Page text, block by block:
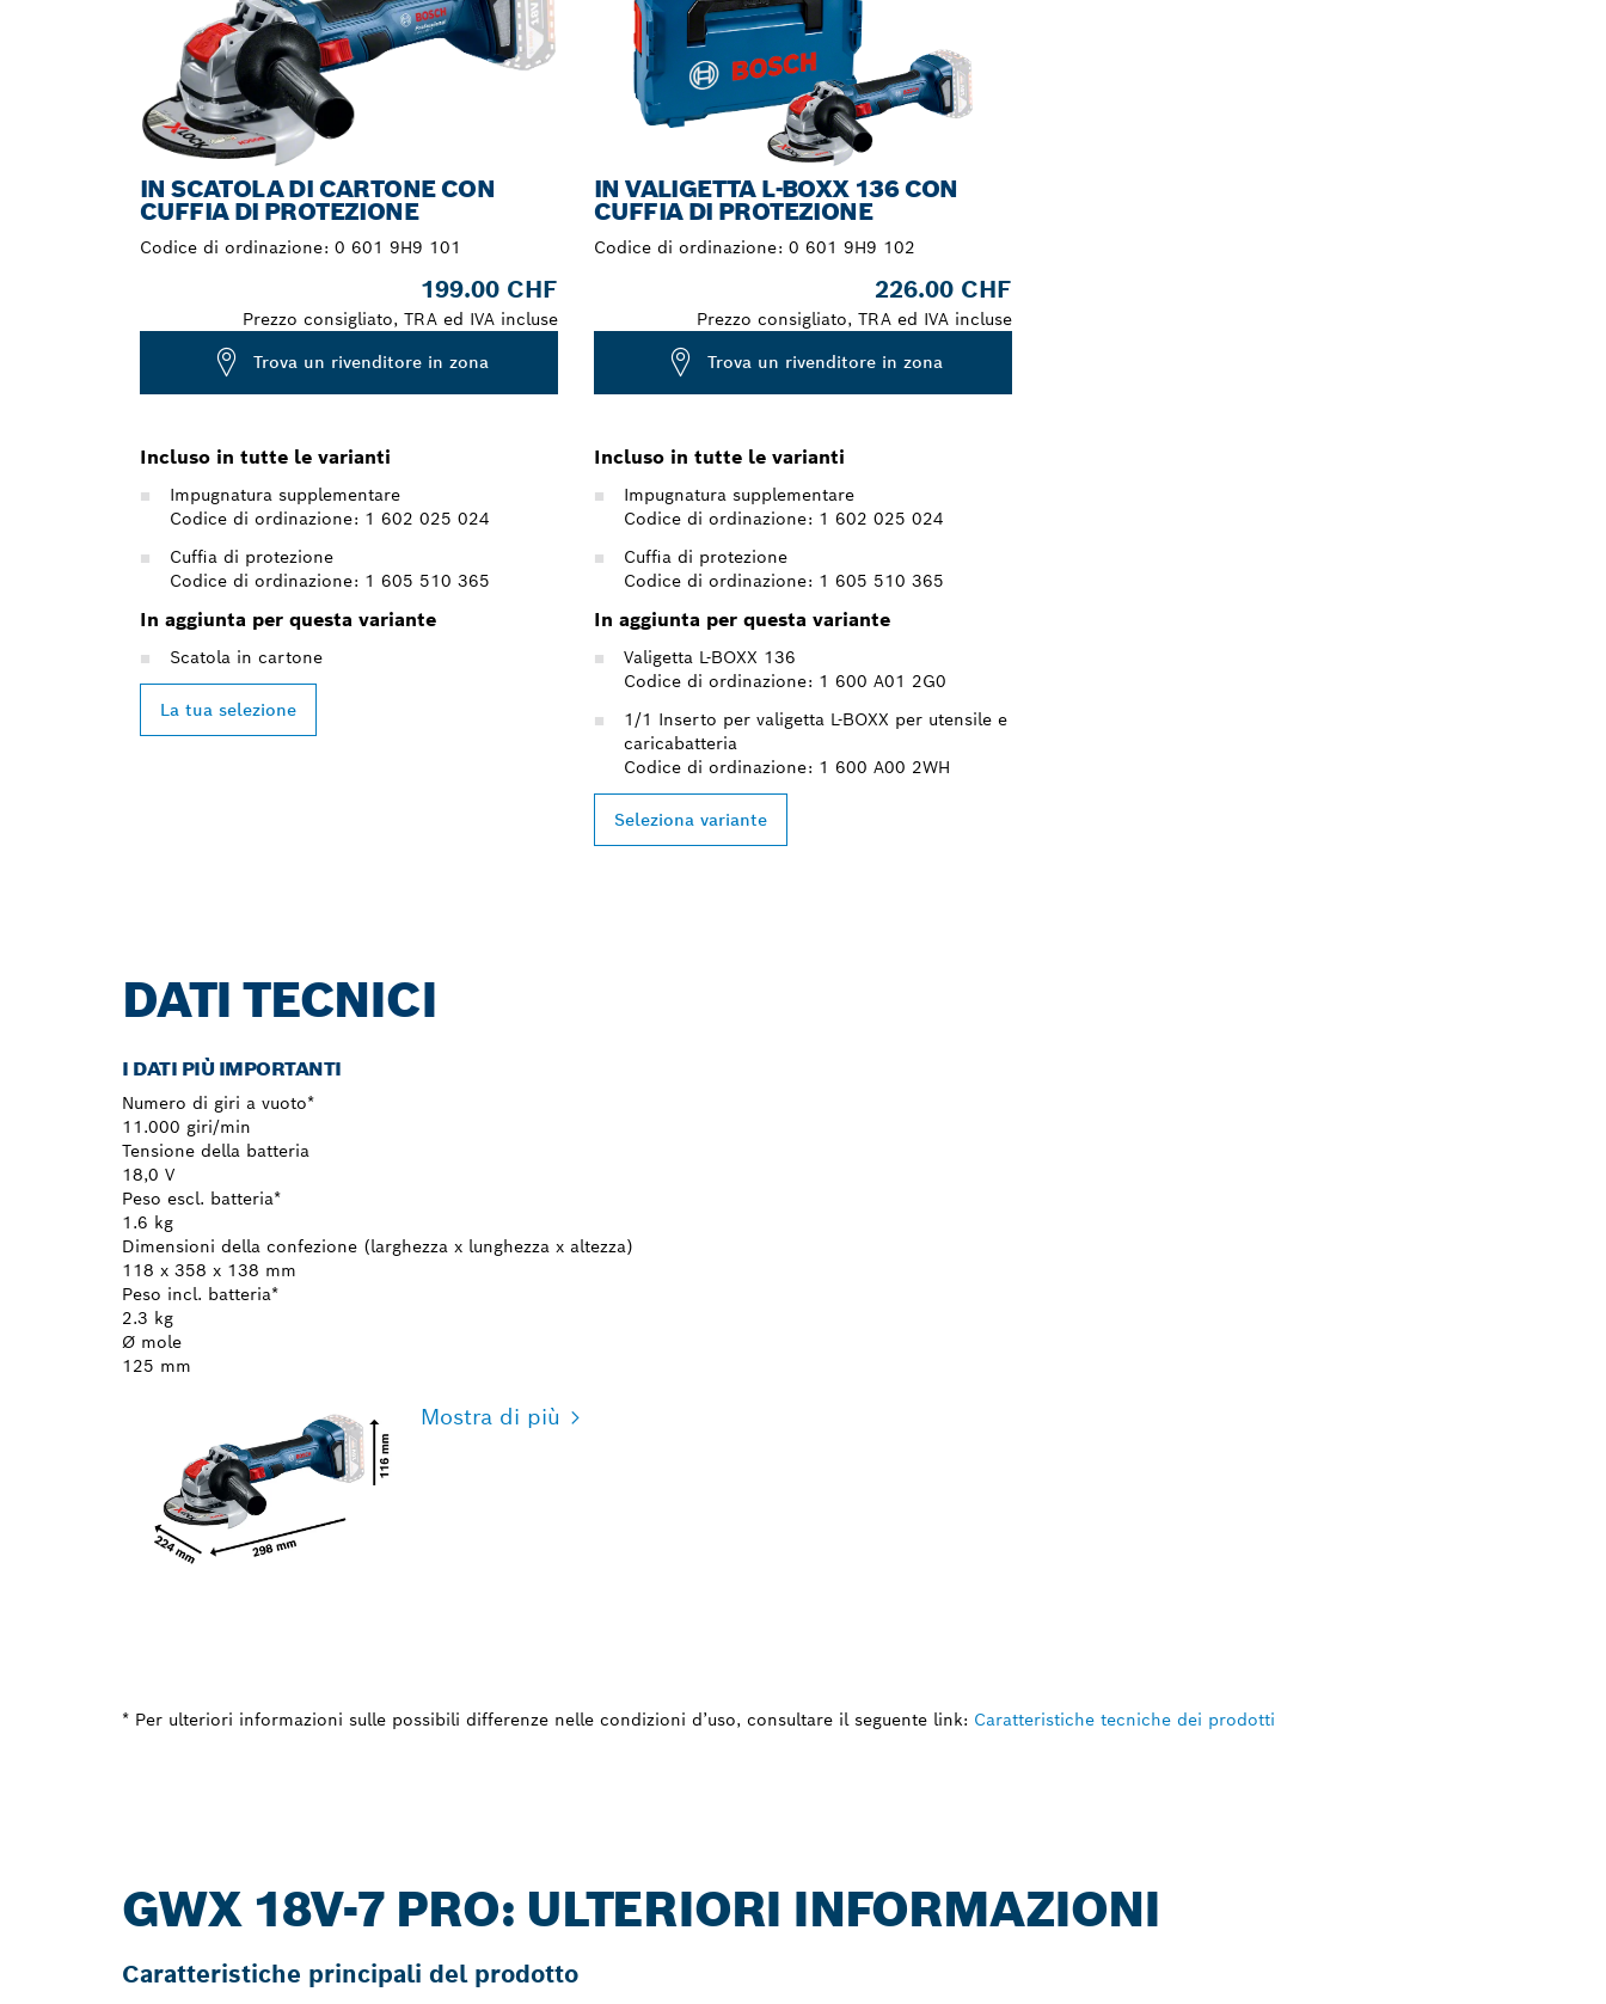
IN SCATOLA DI CARTONE CON
CUFFIA DI PROTEZIONE
Codice di ordinazione: 0 601 9H9 101
199.00 CHF
Prezzo consigliato, TRA ed IVA incluse
Trova un rivenditore in zona
Incluso in tutte le varianti
Impugnatura supplementare
Codice di ordinazione: 1 602 025 024
Cuffia di protezione
Codice di ordinazione: 1 605 510 365
In aggiunta per questa variante
Scatola in cartone
La tua selezione
IN VALIGETTA L-BOXX 136 CON
CUFFIA DI PROTEZIONE
Codice di ordinazione: 0 601 9H9 102
226.00 CHF
Prezzo consigliato, TRA ed IVA incluse
Trova un rivenditore in zona
Incluso in tutte le varianti
Impugnatura supplementare
Codice di ordinazione: 1 602 025 024
Cuffia di protezione
Codice di ordinazione: 1 605 510 365
In aggiunta per questa variante
Valigetta L-BOXX 136
Codice di ordinazione: 1 600 A01 2G0
1/1 Inserto per valigetta L-BOXX per utensile e
caricabatteria
Codice di ordinazione: 1 600 A00 2WH
Seleziona variante
DATI TECNICI
I DATI PIÙ IMPORTANTI
Numero di giri a vuoto*
11.000 giri/min
Tensione della batteria
18,0 V
Peso escl. batteria*
1.6 kg
Dimensioni della confezione (larghezza x lunghezza x altezza)
118 x 358 x 138 mm
Peso incl. batteria*
2.3 kg
Ø mole
125 mm
Mostra di più
* Per ulteriori informazioni sulle possibili differenze nelle condizioni d’uso, consultare il seguente link: Caratteristiche tecniche dei prodotti
GWX 18V-7 PRO: ULTERIORI INFORMAZIONI
Caratteristiche principali del prodotto